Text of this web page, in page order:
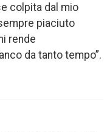
colpita dal mio
piaciuto
rende
da tanto tempo”.